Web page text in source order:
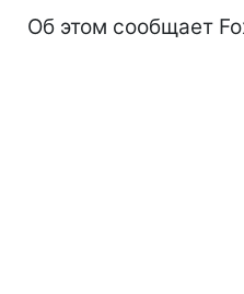
Об этом сообщает